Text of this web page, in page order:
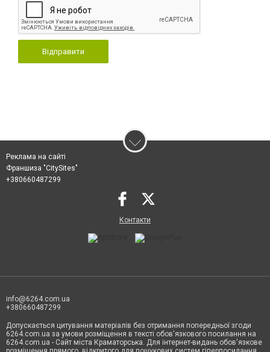
Відправити
Реклама на сайті
Франшиза "CitySites"
+380660487299
Контакти
info@6264.com.ua
+380660487299
Допускається цитування матеріалів без отримання попередньої згоди
6264.com.ua за умови розміщення в тексті обов'язкового посилання на
6264.com.ua - Сайт міста Краматорська. Для інтернет-видань обов'язкове